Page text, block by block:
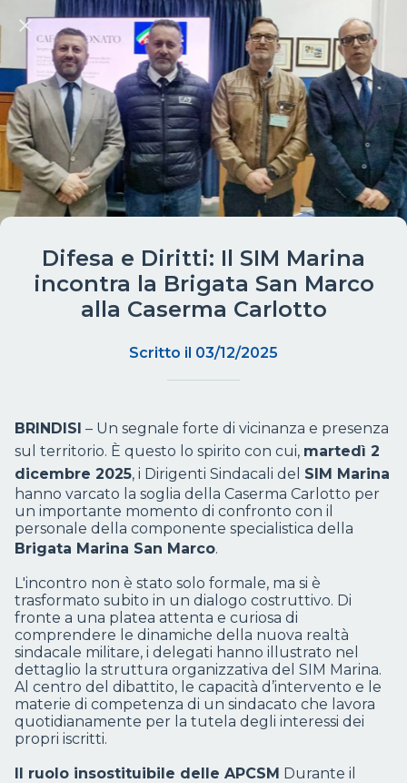
Difesa e Diritti: Il SIM Marina
incontra la Brigata San Marco
alla Caserma Carlotto
Scritto il 03/12/2025
BRINDISI – Un segnale forte di vicinanza e presenza
sul territorio. È questo lo spirito con cui, martedì 2
dicembre 2025, i Dirigenti Sindacali del SIM Marina
hanno varcato la soglia della Caserma Carlotto per
un importante momento di confronto con il
personale della componente specialistica della
Brigata Marina San Marco.
L'incontro non è stato solo formale, ma si è
trasformato subito in un dialogo costruttivo. Di
fronte a una platea attenta e curiosa di
comprendere le dinamiche della nuova realtà
sindacale militare, i delegati hanno illustrato nel
dettaglio la struttura organizzativa del SIM Marina.
Al centro del dibattito, le capacità d’intervento e le
materie di competenza di un sindacato che lavora
quotidianamente per la tutela degli interessi dei
propri iscritti.
Il ruolo insostituibile delle APCSM Durante il